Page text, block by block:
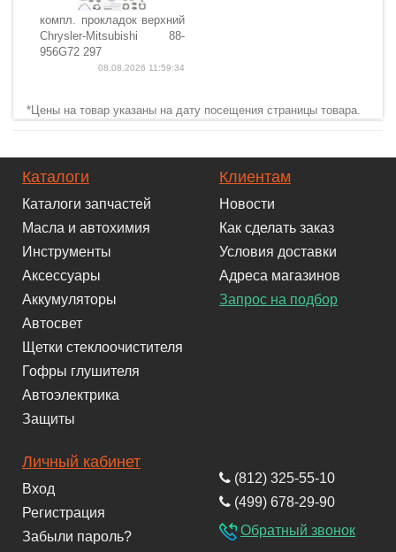
компл. прокладок верхний
Chrysler-Mitsubishi 88-
956G72 297
08.08.2026 11:59:34
*Цены на товар указаны на дату посещения страницы товара.
Каталоги
Каталоги запчастей
Масла и автохимия
Инструменты
Аксессуары
Аккумуляторы
Автосвет
Щетки стеклоочистителя
Гофры глушителя
Автоэлектрика
Защиты
Клиентам
Новости
Как сделать заказ
Условия доставки
Адреса магазинов
Запрос на подбор
Личный кабинет
Вход
Регистрация
Забыли пароль?
(812) 325-55-10
(499) 678-29-90
Обратный звонок